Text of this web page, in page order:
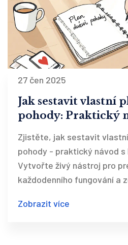
27 čen 2025
Jak sestavit vlastní
pohody: Praktický
zotavení
Zjistěte, jak sestavit
pohody - praktický návod
Vytvořte živý nástroj pro
každodenního fungování a
Zobrazit více